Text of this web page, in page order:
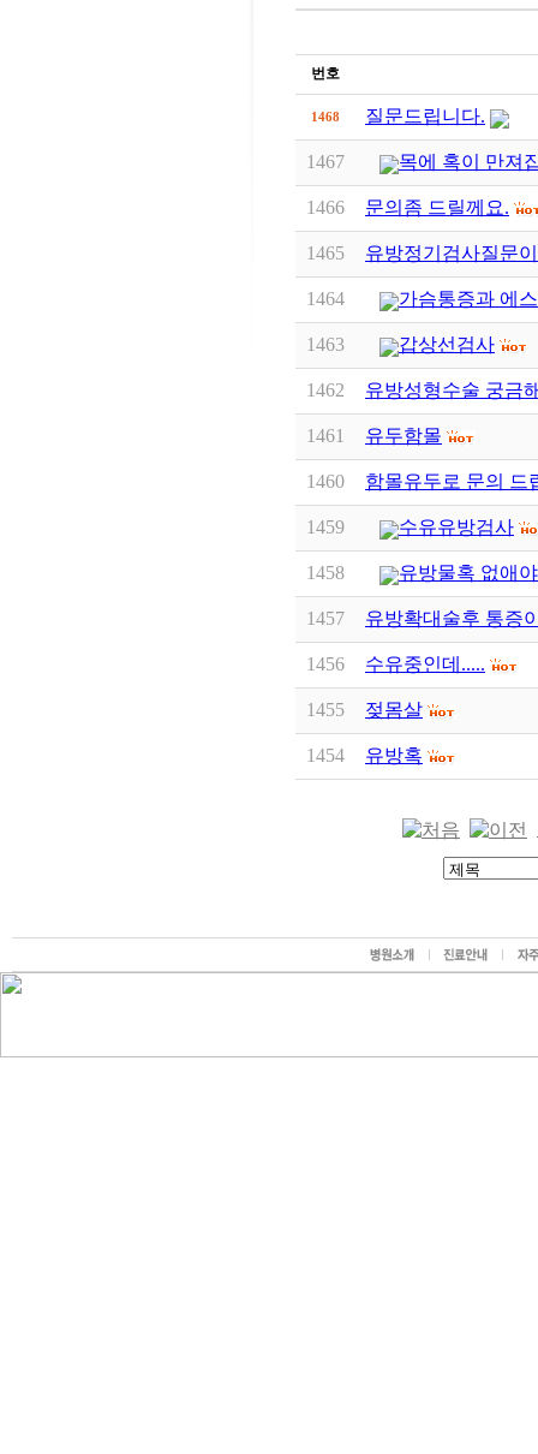
번호
1468 질문드립니다.
1467 목에 혹이 만져
1466 문의좀 드릴께요.
1465 유방정기검사질문
1464 가슴통증과 에
1463 갑상선검사
1462 유방성형수술 궁금
1461 유두함몰
1460 함몰유두로 문의 드
1459 수유유방검사
1458 유방물혹 없애
1457 유방확대술후 통증
1456 수유중인데.....
1455 젖몸살
1454 유방혹